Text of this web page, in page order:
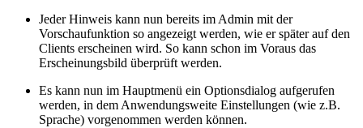
Jeder Hinweis kann nun bereits im Admin mit der
Vorschaufunktion so angezeigt werden, wie er später auf den
Clients erscheinen wird. So kann schon im Voraus das
Erscheinungsbild überprüft werden.
Es kann nun im Hauptmenü ein Optionsdialog aufgerufen
werden, in dem Anwendungsweite Einstellungen (wie z.B.
Sprache) vorgenommen werden können.